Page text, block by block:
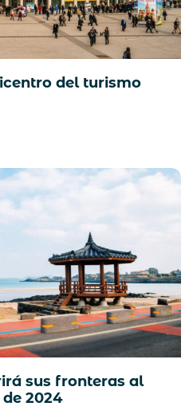
del turismo
sus fronteras al
2024